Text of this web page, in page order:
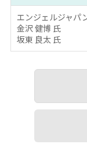
エンジェルジャパ
金沢 健博 氏
坂東 良太 氏